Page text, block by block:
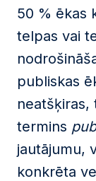
50 % ēkas
telpas vai
publiskas
neatšķiras,
termins
jautājumu,
konkrēta